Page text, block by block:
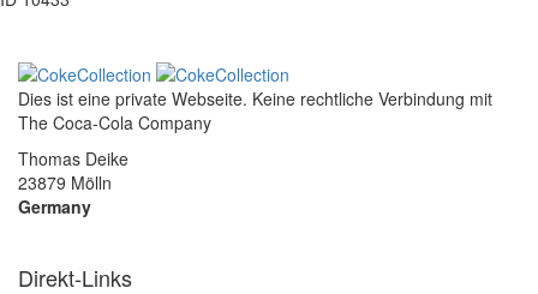
Dies ist eine private Webseite. Keine rechtliche Verbindung mit
The Coca-Cola Company
Thomas Deike
23879 Mölln
Germany
Direkt-Links